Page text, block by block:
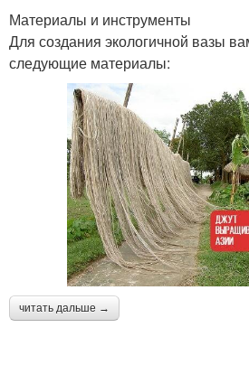
Материалы и инструменты
Для создания экологичной вазы
следующие материалы:
читать дальше →